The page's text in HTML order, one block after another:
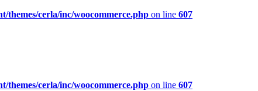
themes/cerla/inc/woocommerce.php on line 607
themes/cerla/inc/woocommerce.php on line 607